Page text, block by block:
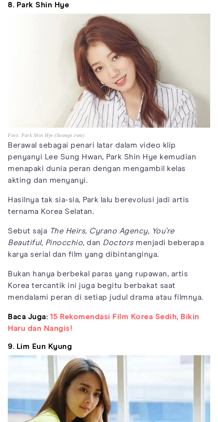
8. Park Shin Hye
Foto: Park Shin Hye (Soompi.com)
Berawal sebagai penari latar dalam video klip
penyanyi Lee Sung Hwan, Park Shin Hye kemudian
menapaki dunia peran dengan mengambil kelas
akting dan menyanyi.
Hasilnya tak sia-sia, Park lalu berevolusi jadi artis
ternama Korea Selatan.
Sebut saja The Heirs, Cyrano Agency, You're
Beautiful, Pinocchio, dan Doctorsmenjadi beberapa
karya serial dan film yang dibintanginya.
Bukan hanya berbekal paras yang rupawan, artis
Korea tercantik ini juga begitu berbakat saat
mendalami peran di setiap judul drama atau filmnya.
Baca Juga: 15 Rekomendasi Film Korea Sedih, Bikin
Haru dan Nangis!
9. Lim Eun Kyung